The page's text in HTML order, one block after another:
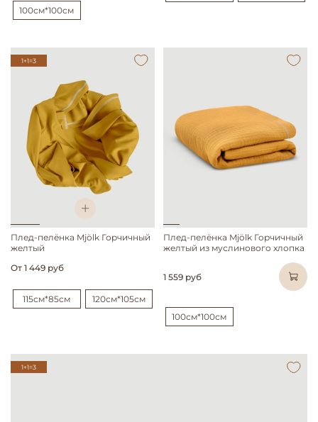
100см*100см
1+1=3
Плед-пелёнка Mjölk Горчичный
желтый
От 1 449 руб
115см*85см 120см*105см
Плед-пелёнка Mjölk Горчичный
желтый из муслинового хлопка
1 559 руб
100см*100см
1+1=3